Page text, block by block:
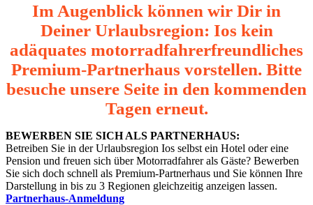
Im Augenblick können wir Dir in
Deiner Urlaubsregion: Ios kein
adäquates motorradfahrerfreundliches
Premium-Partnerhaus vorstellen. Bitte
besuche unsere Seite in den kommenden
Tagen erneut.
BEWERBEN SIE SICH ALS PARTNERHAUS:
Betreiben Sie in der Urlaubsregion Ios selbst ein Hotel oder eine
Pension und freuen sich über Motorradfahrer als Gäste? Bewerben
Sie sich doch schnell als Premium-Partnerhaus und Sie können Ihre
Darstellung in bis zu 3 Regionen gleichzeitig anzeigen lassen.
Partnerhaus-Anmeldung